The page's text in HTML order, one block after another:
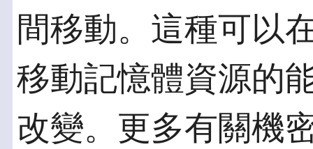
間移動。這種可以
移動記憶體資源的
改變。更多有關機